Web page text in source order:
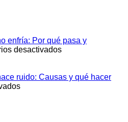
enfría: Por qué pasa y
desactivadosen
no
ruido: Causas y qué hacer
en